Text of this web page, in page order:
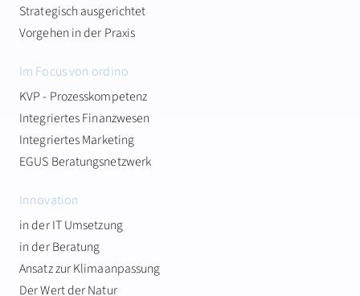
Strategisch ausgerichtet
Vorgehen in der Praxis
Im Focus von ordino
KVP - Prozesskompetenz
Integriertes Finanzwesen
Integriertes Marketing
EGUS Beratungsnetzwerk
Innovation
in der IT Umsetzung
in der Beratung
Ansatz zur Klimaanpassung
Der Wert der Natur